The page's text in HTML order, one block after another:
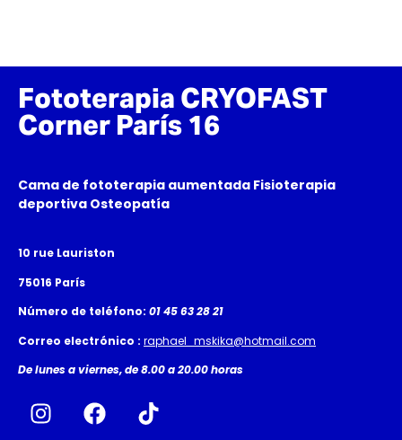
Fototerapia CRYOFAST
Corner París 16
Cama de fototerapia aumentada Fisioterapia
deportiva Osteopatía
10 rue Lauriston
75016 París
Número de teléfono: 01 45 63 28 21
Correo electrónico : raphael_mskika@hotmail.com
De lunes a viernes, de 8.00 a 20.00 horas